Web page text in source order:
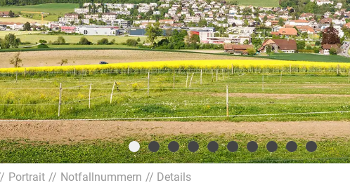
Portrait Notfallnummern Details